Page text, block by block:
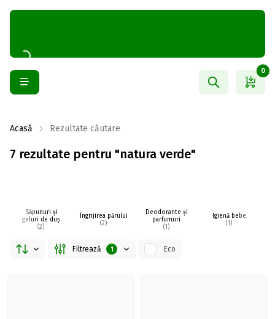
0
Acasă Rezultate căutare
7 rezultate pentru "natura verde"
Săpunuri și
geluri de duș
(2)
Îngrijirea părului
(2)
Deodorante și
parfumuri
(1)
Igienă bebe
(1)
Filtrează 1 Eco